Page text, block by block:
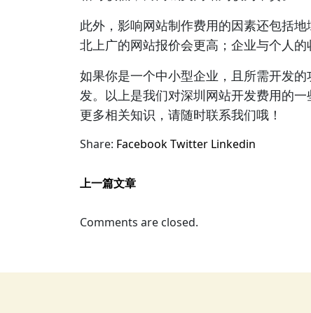
此外，影响网站制作费用的因素还包括
北上广的网站报价会更高；企业与个人的
如果你是一个中小型企业，且所需开发
发。以上是我们对深圳网站开发费用的
更多相关知识，请随时联系我们哦！
Share: FacebookTwitter Linkedin
上一篇文章
Comments are closed.